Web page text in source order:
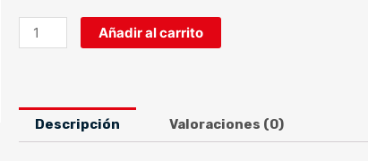
PUIG
-
MOD.
BUOY
Añadir al carrito
Descripción Valoraciones (0)